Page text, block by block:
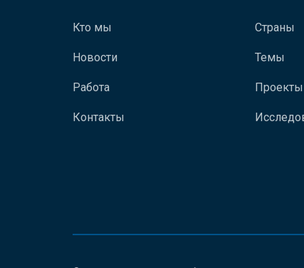
Кто мы
Новости
Работа
Контакты
Страны
Темы